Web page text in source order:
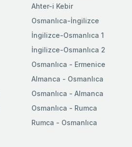
Ahter-i Kebir
Osmanlıca-İngilizce
İngilizce-Osmanlıca 1
İngilizce-Osmanlıca 2
Osmanlıca - Ermenice
Almanca - Osmanlıca
Osmanlıca - Almanca
Osmanlıca - Rumca
Rumca - Osmanlıca